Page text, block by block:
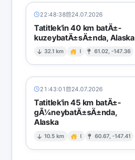
22:48:38 24.07.2026
Tatitlek'in 40 km batÄ±-
kuzeybatÄ±sÄ±nda, Alaska
32.1 km I 61.02, -147.36
21:43:01 24.07.2026
Tatitlek'in 45 km batÄ±-
gÃ¼neybatÄ±sÄ±nda,
Alaska
10.5 km I 60.67, -147.41